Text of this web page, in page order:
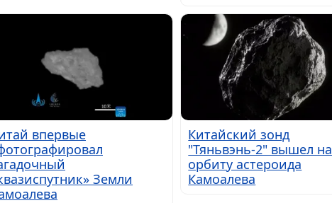
впервые
Земли
Китайский зонд
"Тяньвэнь-2" вышел на
орбиту астероида
Камоалева